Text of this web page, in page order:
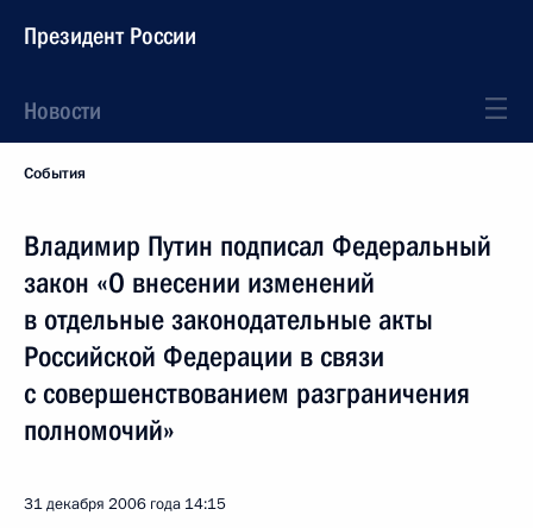
Президент России
Новости
События
Владимир Путин подписал Федеральный
закон «О внесении изменений
в отдельные законодательные акты
Российской Федерации в связи
с совершенствованием разграничения
полномочий»
31 декабря 2006 года 14:15